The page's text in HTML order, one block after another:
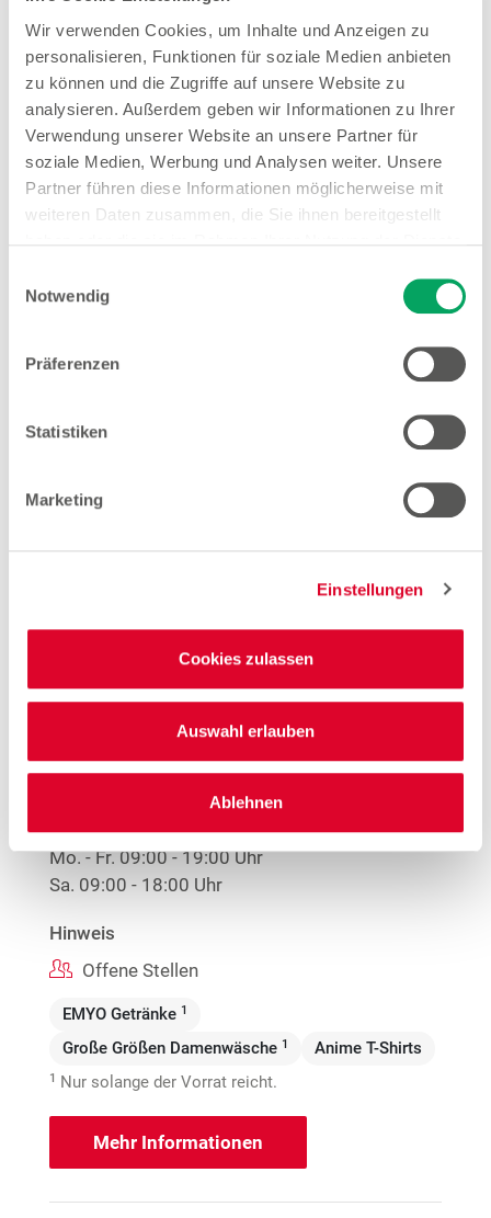
Wir verwenden Cookies, um Inhalte und Anzeigen zu
personalisieren, Funktionen für soziale Medien anbieten
zu können und die Zugriffe auf unsere Website zu
analysieren. Außerdem geben wir Informationen zu Ihrer
Verwendung unserer Website an unsere Partner für
soziale Medien, Werbung und Analysen weiter. Unsere
Partner führen diese Informationen möglicherweise mit
weiteren Daten zusammen, die Sie ihnen bereitgestellt
Einstellungen zu den Cookies finden Sie
Notwendig
Präferenzen
Statistiken
Marketing
Einstellungen
Cookies zulassen
Auswahl erlauben
Ablehnen
Woolworth – Unna
Bahnhofstraße 48
59423 Unna
Entfernung
Öffnungszeiten
Mo. - Sa.
Hinweis
EMYO Getränke
59423 Unna
Öffnungszeiten
Mo. - Fr.09:00 - 19:00 Uhr
Sa. 09:00 - 18:00 Uhr
Hinweis
Offene Stellen
EMYO Getränke 1
Große Größen Damenwäsche 1 Anime T-Shirts
1 Nur solange der Vorrat reicht.
Mehr Informationen